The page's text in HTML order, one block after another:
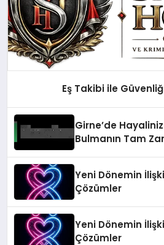
Eş Takibi ile
Girne’de
Bulmanın Tam
Yeni Dönemin
Çözümler
Yeni Dönemin
Çözümler